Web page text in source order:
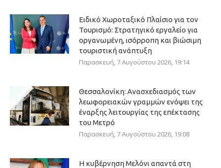
Ειδικό Χωροταξικό Πλαίσιο για τον
Τουρισμό: Στρατηγικό εργαλείο για
οργανωμένη, ισόρροπη και βιώσιμη
τουριστική ανάπτυξη
Παρασκευή, 7 Αυγούστου 2026, 19:14
Θεσσαλονίκη: Ανασχεδιασμός των
λεωφορειακών γραμμών ενόψει της
έναρξης λειτουργίας της επέκτασης
του Μετρό
Παρασκευή, 7 Αυγούστου 2026, 19:08
Η κυβέρνηση Μελόνι απαντά στη